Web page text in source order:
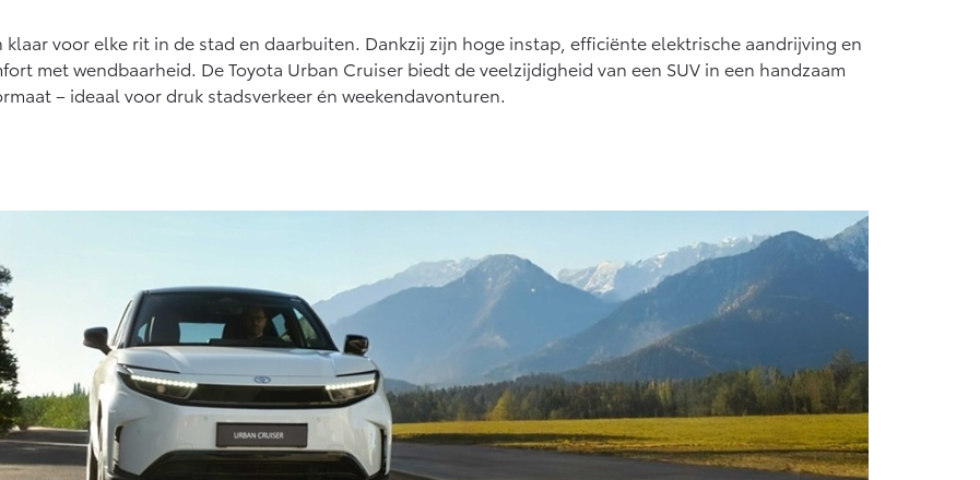
Hilux (excl. BTW)
OOK ALS BATTERIJ-
ELEKTRISCH
Land Cruiser (excl.
BTW)
voor elke rit in de stad en daarbuiten. Dankzij zijn hoge instap, efficiënte elektrische aandrijving en
met wendbaarheid. De Toyota Urban Cruiser biedt de veelzijdigheid van een SUV in een handzaam
– ideaal voor druk stadsverkeer én weekendavonturen.